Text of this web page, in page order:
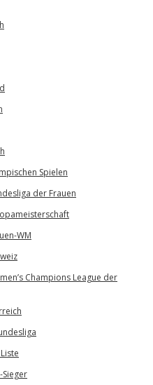
Spielen
der Frauen
WM
Champions League der